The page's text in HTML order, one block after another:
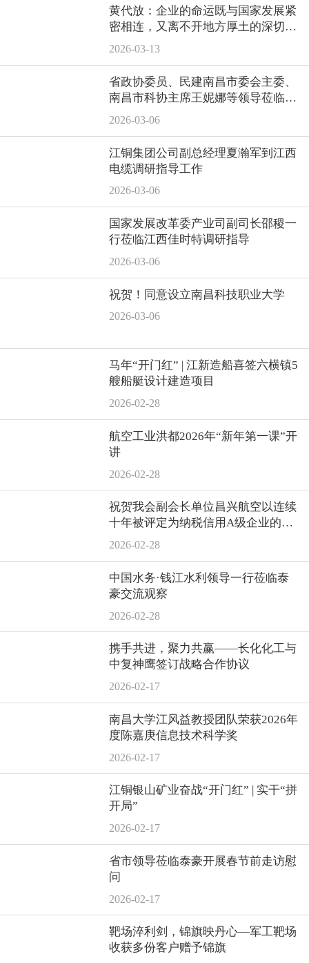
黄代放：企业的命运既与国家发展紧
密相连，又离不开地方厚土的深切滋
养
2026-03-13
省政协委员、民建南昌市委会主委、
南昌市科协主席王妮娜等领导莅临耀
康智能公司参观指导
2026-03-06
江铜集团公司副总经理夏瀚军到江西
电缆调研指导工作
2026-03-06
国家发展改革委产业司副司长邵稷一
行莅临江西佳时特调研指导
2026-03-06
祝贺！同意设立南昌科技职业大学
2026-03-06
马年“开门红” | 江新造船喜签六横镇5
艘船艇设计建造项目
2026-02-28
航空工业洪都2026年“新年第一课”开
讲
2026-02-28
祝贺我会副会长单位昌兴航空以连续
十年被评定为纳税信用A级企业的优
异业绩再次荣膺“景德镇市工业纳税
2026-02-28
中国水务·钱江水利领导一行莅临泰
豪交流观察
2026-02-28
携手共进，聚力共赢——长化化工与
中复神鹰签订战略合作协议
2026-02-17
南昌大学江风益教授团队荣获2026年
度陈嘉庚信息技术科学奖
2026-02-17
江铜银山矿业奋战“开门红” | 实干“拼
开局”
2026-02-17
省市领导莅临泰豪开展春节前走访慰
问
2026-02-17
靶场淬利剑，锦旗映丹心—军工靶场
收获多份客户赠予锦旗